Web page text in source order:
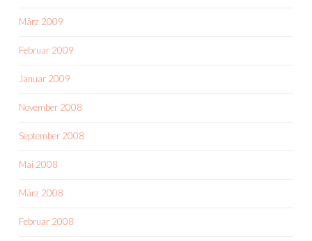
März 2009
Februar 2009
Januar 2009
November 2008
September 2008
Mai 2008
März 2008
Februar 2008